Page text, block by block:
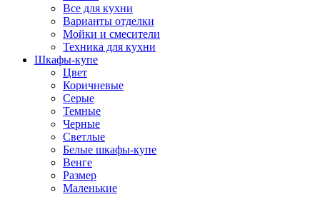
Все для кухни
Варианты отделки
Мойки и смесители
Техника для кухни
Шкафы-купе
Цвет
Коричневые
Серые
Темные
Черные
Светлые
Белые шкафы-купе
Венге
Размер
Маленькие